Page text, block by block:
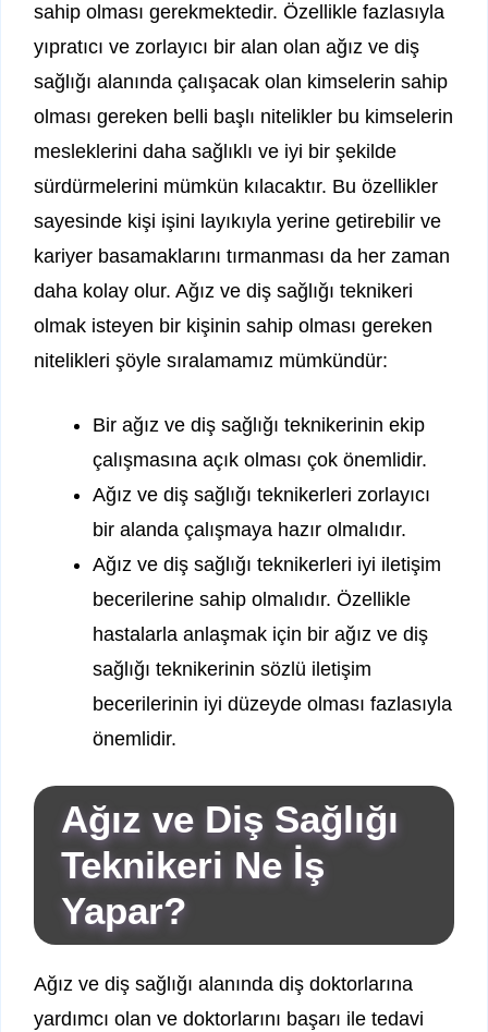
sahip olması gerekmektedir. Özellikle fazlasıyla
yıpratıcı ve zorlayıcı bir alan olan ağız ve diş
sağlığı alanında çalışacak olan kimselerin sahip
olması gereken belli başlı nitelikler bu kimselerin
mesleklerini daha sağlıklı ve iyi bir şekilde
sürdürmelerini mümkün kılacaktır. Bu özellikler
sayesinde kişi işini layıkıyla yerine getirebilir ve
kariyer basamaklarını tırmanması da her zaman
daha kolay olur. Ağız ve diş sağlığı teknikeri
olmak isteyen bir kişinin sahip olması gereken
nitelikleri şöyle sıralamamız mümkündür:
Bir ağız ve diş sağlığı teknikerinin ekip
çalışmasına açık olması çok önemlidir.
Ağız ve diş sağlığı teknikerleri zorlayıcı
bir alanda çalışmaya hazır olmalıdır.
Ağız ve diş sağlığı teknikerleri iyi iletişim
becerilerine sahip olmalıdır. Özellikle
hastalarla anlaşmak için bir ağız ve diş
sağlığı teknikerinin sözlü iletişim
becerilerinin iyi düzeyde olması fazlasıyla
önemlidir.
Ağız ve Diş Sağlığı
Teknikeri Ne İş
Yapar?
Ağız ve diş sağlığı alanında diş doktorlarına
yardımcı olan ve doktorlarını başarı ile tedavi